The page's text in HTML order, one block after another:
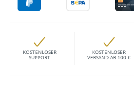
KOSTENLOSER
SUPPORT
KOSTENLOSER
VERSAND AB 100 €